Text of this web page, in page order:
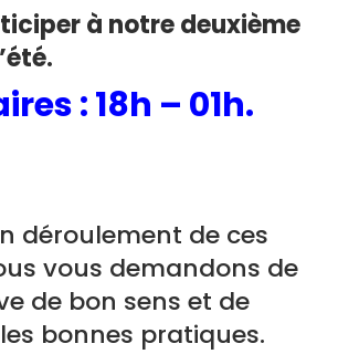
à notre deuxième
: 18h – 01h.
déroulement de ces
vous demandons de
de bon sens et de
bonnes pratiques.